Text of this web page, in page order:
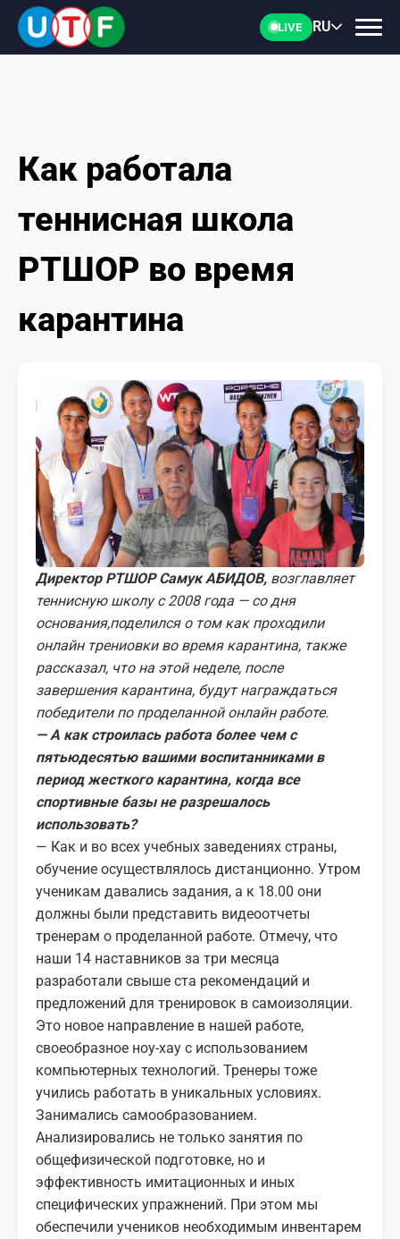
LIVE RU
ГЛАВНАЯ
ФТУ
НОВОСТИ
ДОКУМЕНТЫ
МЕДИА
КОРТЫ
КОНТАКТЫ
UZ-PIN
Как работала
теннисная школа
РТШОР во время
карантина
Директор РТШОР Самук АБИДОВ, возглавляет
теннисную школу с 2008 года — со дня
основания,поделился о том как проходили
онлайн трениовки во время карантина, также
рассказал, что на этой неделе, после
завершения карантина, будут награждаться
победители по проделанной онлайн работе.
— А как строилась работа более чем с
пятьюдесятью вашими воспитанниками в
период жесткого карантина, когда все
спортивные базы не разрешалось
использовать?
— Как и во всех учебных заведениях страны,
обучение осуществлялось дистанционно. Утром
ученикам давались задания, а к 18.00 они
должны были представить видео­отчеты
тренерам о проделанной работе. Отмечу, что
наши 14 наставников за три месяца
разработали свыше ста рекомендаций и
предложений для тренировок в самоизоляции.
Это новое направление в нашей работе,
своеобразное ноу-хау с использованием
компьютерных технологий. Тренеры тоже
учились работать в уникальных условиях.
Занимались самообразованием.
Анализировались не только занятия по
общефизической подготовке, но и
эффективность имитационных и иных
специфических упражнений. При этом мы
обеспечили учеников необходимым инвентарем